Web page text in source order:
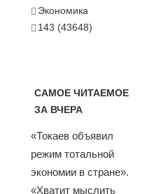
Экономика
143 (43648)
САМОЕ ЧИТАЕМОЕ
ЗА ВЧЕРА
«Токаев объявил
режим тотальной
экономии в стране».
«Хватит мыслить